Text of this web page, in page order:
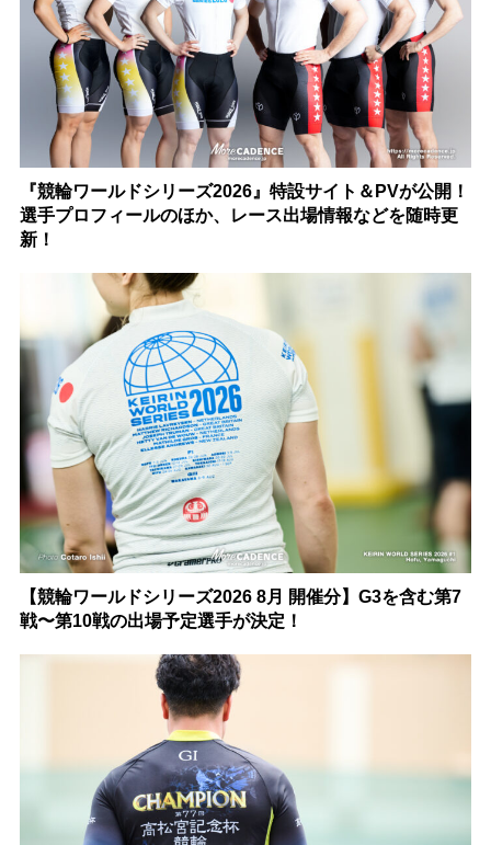
『競輪ワールドシリーズ2026』特設サイト＆PVが公開！
選手プロフィールのほか、レース出場情報などを随時更
新！
【競輪ワールドシリーズ2026 8月 開催分】G3を含む第7
戦〜第10戦の出場予定選手が決定！